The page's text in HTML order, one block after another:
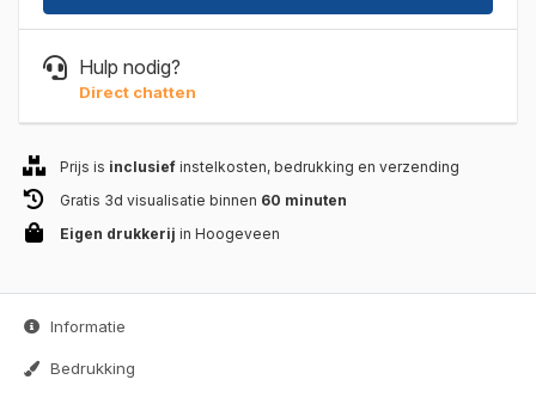
Hulp nodig?
Direct chatten
Prijs is inclusief instelkosten, bedrukking en verzending
Gratis 3d visualisatie binnen 60 minuten
Eigen drukkerij in Hoogeveen
Informatie
Bedrukking